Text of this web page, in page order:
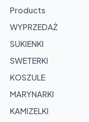
Browse
products
Products
WYPRZEDAŻ
SUKIENKI
SWETERKI
KOSZULE
MARYNARKI
KAMIZELKI